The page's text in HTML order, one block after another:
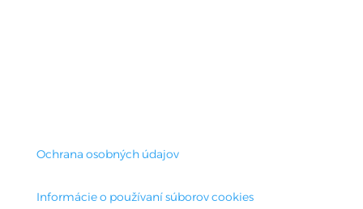
Ochrana osobných údajov
Informácie o používaní súborov cookies